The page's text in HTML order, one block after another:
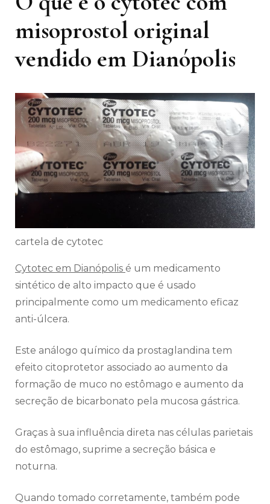
misoprostol original
vendido em Dianópolis
cartela de cytotec
Cytotec em Dianópolis é um medicamento
sintético de alto impacto que é usado
principalmente como um medicamento eficaz
anti-úlcera.
Este análogo químico da prostaglandina tem
efeito citoprotetor associado ao aumento da
formação de muco no estômago e aumento da
secreção de bicarbonato pela mucosa gástrica.
Graças à sua influência direta nas células parietais
do estômago, suprime a secreção básica e
noturna.
Quando tomado corretamente, também pode